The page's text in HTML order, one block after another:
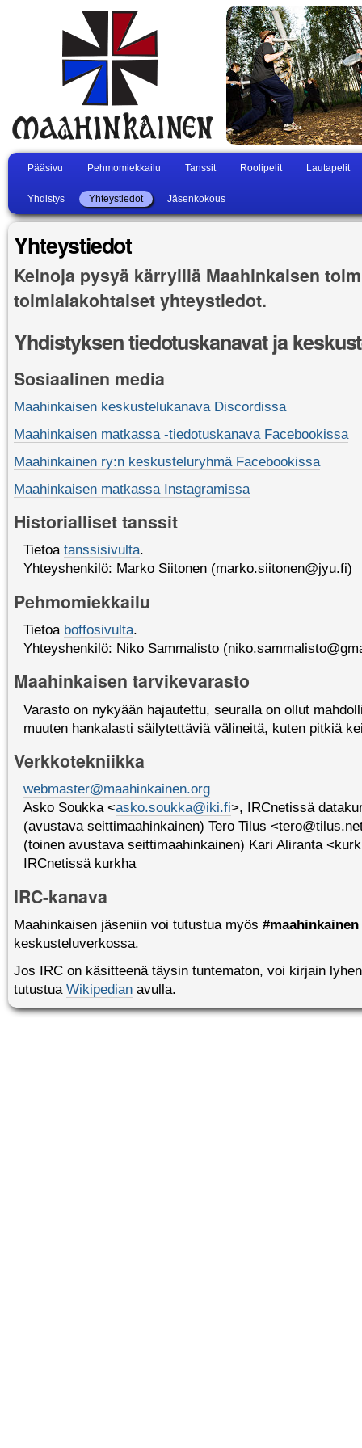
Pääsivu Pehmomiekkailu Tanssit Roolipelit Lautapelit
Yhdistys Yhteystiedot Jäsenkokous
Yhteystiedot
Keinoja pysyä kärryillä Maahinkaisen
toimialakohtaiset yhteystiedot.
Yhdistyksen tiedotuskanavat ja
Sosiaalinen media
Maahinkaisen keskustelukanava Discordissa
Maahinkaisen matkassa -tiedotuskanava Facebookissa
Maahinkainen ry:n keskusteluryhmä Facebookissa
Maahinkaisen matkassa Instagramissa
Historialliset tanssit
Tietoatanssisivulta.
Yhteyshenkilö: Marko Siitonen (marko.siitonen@jyu.fi)
Pehmomiekkailu
Tietoa boffosivulta.
Yhteyshenkilö: Niko Sammalisto
Maahinkaisen tarvikevarasto
Varasto on nykyään hajautettu, seuralla on ollut
muuten hankalasti säilytettäviä välineitä, kuten pitkiä
Verkkotekniikka
webmaster@maahinkainen.org
Asko Soukka <asko.soukka@iki.fi>, IRCnetissä
(avustava seittimaahinkainen) Tero Tilus
(toinen avustava seittimaahinkainen) Kari Aliranta
IRCnetissä kurkha
IRC-kanava
Maahinkaisen jäseniin voi tutustua myös#maahinkainen
keskusteluverkossa.
Jos IRC on käsitteenä täysin tuntematon, voi kirjain
tutustuaWikipedian avulla.